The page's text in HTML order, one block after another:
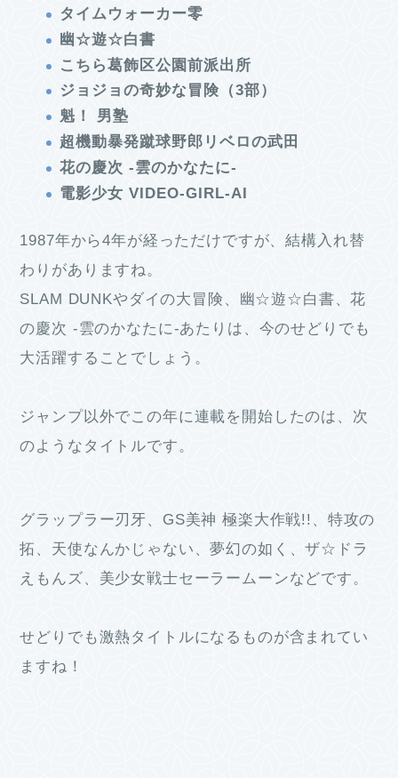
タイムウォーカー零
幽☆遊☆白書
こちら葛飾区公園前派出所
ジョジョの奇妙な冒険（3部）
魁！ 男塾
超機動暴発蹴球野郎リベロの武田
花の慶次 -雲のかなたに-
電影少女 VIDEO-GIRL-AI
1987年から4年が経っただけですが、結構入れ替
わりがありますね。
SLAM DUNKやダイの大冒険、幽☆遊☆白書、花
の慶次 -雲のかなたに-あたりは、今のせどりでも
大活躍することでしょう。
ジャンプ以外でこの年に連載を開始したのは、次
のようなタイトルです。
グラップラー刃牙、GS美神 極楽大作戦!!、特攻の
拓、天使なんかじゃない、夢幻の如く、ザ☆ドラ
えもんズ、美少女戦士セーラームーンなどです。
せどりでも激熱タイトルになるものが含まれてい
ますね！